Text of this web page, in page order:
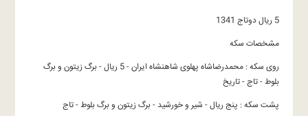
5 ریال دوتاج 1341
مشخصات سکه
روی سکه : محمدرضاشاه پهلوی شاهنشاه ایران - 5 ریال - برگ زیتون و برگ
بلوط - تاج - تاریخ
پشت سکه : پنج ریال - شیر و خورشید - برگ زیتون و برگ بلوط - تاج